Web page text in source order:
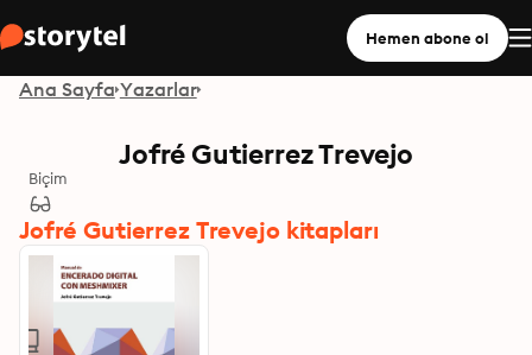
Hemen abone ol
Ana Sayfa Yazarlar
Jofré Gutierrez Trevejo
Biçim
Jofré Gutierrez Trevejo kitapları